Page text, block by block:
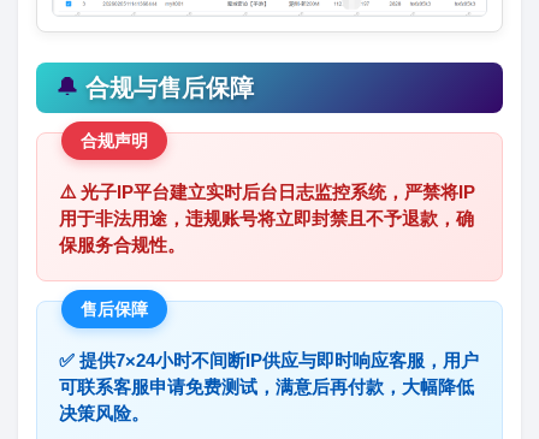
🔔 合规与售后保障
合规声明
⚠️ 光子IP平台建立实时后台日志监控系统，严禁将IP
用于非法用途，违规账号将立即封禁且不予退款，确
保服务合规性。
售后保障
✅ 提供7×24小时不间断IP供应与即时响应客服，用户
可联系客服申请免费测试，满意后再付款，大幅降低
决策风险。